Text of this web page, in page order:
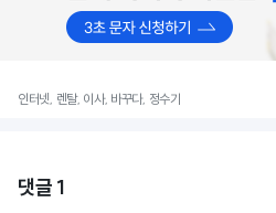
인터넷, 렌탈, 이사, 바꾸다, 정수기
댓글 1